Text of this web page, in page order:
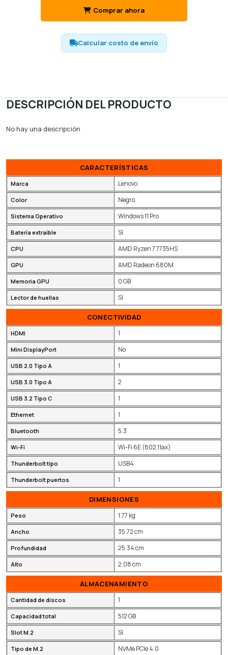
Comprar ahora
Calcular costo de envío
DESCRIPCIÓN DEL PRODUCTO
No hay una descripción
CARACTERÍSTICAS
Marca Lenovo
Color Negro
Sistema Operativo Windows 11 Pro
Batería extraíble Sí
CPU AMD Ryzen 7 7735HS
GPU AMD Radeon 680M
Memoria GPU 0 GB
Lector de huellas Sí
CONECTIVIDAD
HDMI 1
Mini DisplayPort No
USB 2.0 Tipo A 1
USB 3.0 Tipo A 2
USB 3.2 Tipo C 1
Ethernet 1
Bluetooth 5.3
Wi-Fi Wi-Fi 6E (802.11ax)
Thunderbolt tipo USB4
Thunderbolt puertos 1
DIMENSIONES
Peso 1.77 kg
Ancho 35.72 cm
Profundidad 25.34 cm
Alto 2.08 cm
ALMACENAMIENTO
Cantidad de discos 1
Capacidad total 512 GB
Slot M.2 Sí
Tipo de M.2 NVMe PCIe 4.0